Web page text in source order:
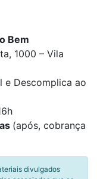
Bem
1000 – Vila
e Descomplica ao
(após, cobrança
divulgados